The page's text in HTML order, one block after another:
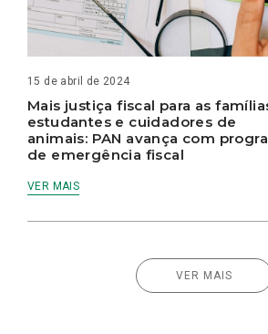
15 de abril de 2024
Mais justiça fiscal para as
estudantes e cuidadores de
animais: PAN avança com
de emergência fiscal
VER MAIS
VER MAIS